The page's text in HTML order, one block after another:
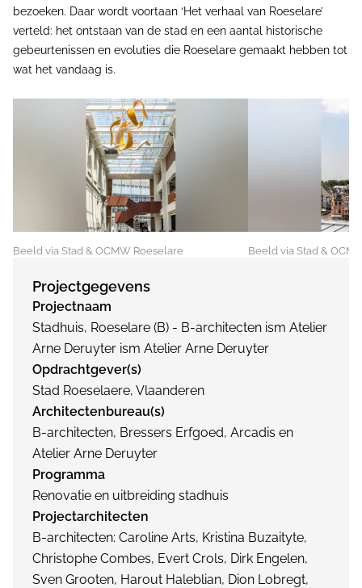
bezoeken. Daar wordt voortaan ‘Het verhaal van Roeselare’
verteld: het ontstaan van de stad en een aantal historische
gebeurtenissen en evoluties die Roeselare gemaakt hebben tot
wat het vandaag is.
Beeld via Stad & OCMW Roeselare Beeld via Stad &
Projectgegevens
Projectnaam
Stadhuis, Roeselare (B) - B-architecten ism Atelier
Arne Deruyter ism Atelier Arne Deruyter
Opdrachtgever(s)
Stad Roeselaere, Vlaanderen
Architectenbureau(s)
B-architecten, Bressers Erfgoed, Arcadis en
Atelier Arne Deruyter
Programma
Renovatie en uitbreiding stadhuis
Projectarchitecten
B-architecten: Caroline Arts, Kristina Buzaityte,
Christophe Combes, Evert Crols, Dirk Engelen,
Sven Grooten, Harout Haleblian, Dion Lobregt,